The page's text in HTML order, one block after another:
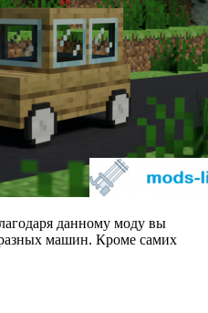
данному моду вы
машин. Кроме самих